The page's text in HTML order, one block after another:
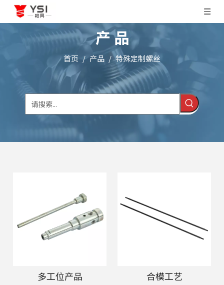
产 品
首页 / 产品 / 特殊定制螺丝
多工位产品 合模工艺